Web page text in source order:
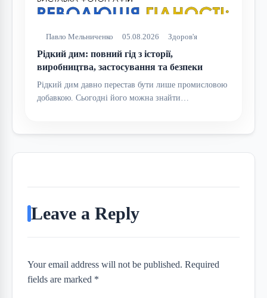
Павло Мельниченко 05.08.2026 Здоров'я
Рідкий дим: повний гід з історії,
виробництва, застосування та безпеки
Рідкий дим давно перестав бути лише промисловою
добавкою. Сьогодні його можна знайти…
Leave a Reply
Your email address will not be published. Required
fields are marked *